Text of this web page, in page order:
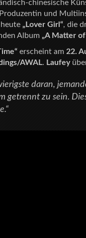
chinesische
und
„Lover Girl“, die
Album„A Matter
erscheint am22.
AWAL.Laufey
daran,
getrennt zu sein.